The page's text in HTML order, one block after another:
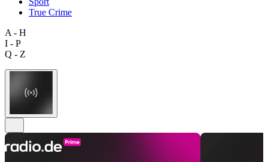
True Crime
A - H
I - P
Q - Z